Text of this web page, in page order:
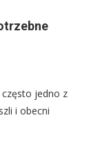
jedno z
i obecni